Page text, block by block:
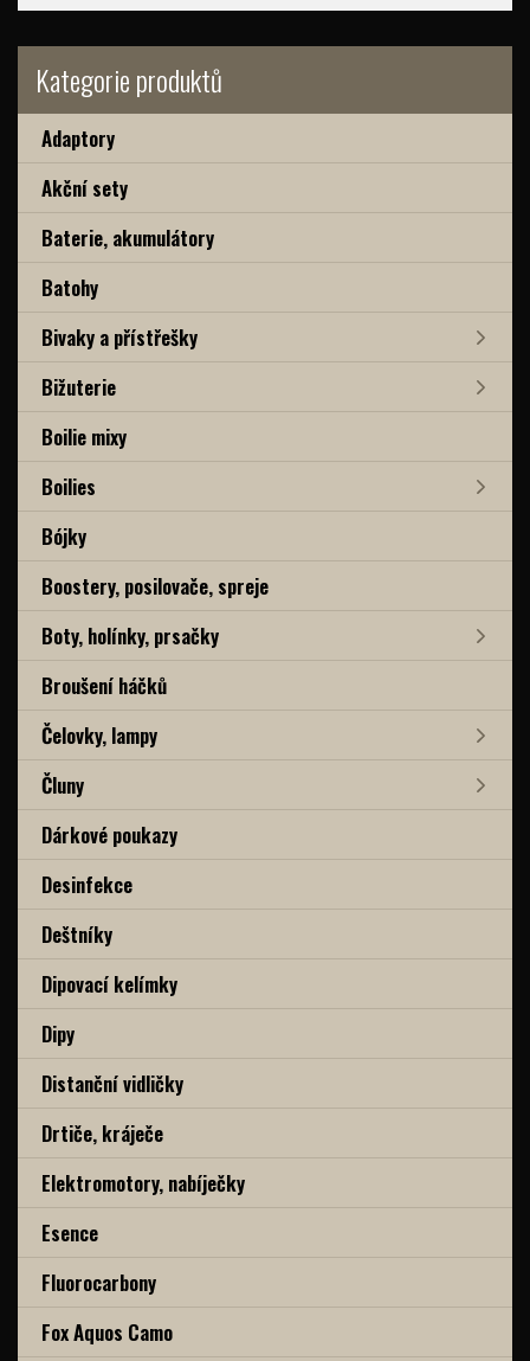
Kategorie produktů
Adaptory
Akční sety
Baterie, akumulátory
Batohy
Bivaky a přístřešky
Bižuterie
Boilie mixy
Boilies
Bójky
Boostery, posilovače, spreje
Boty, holínky, prsačky
Broušení háčků
Čelovky, lampy
Čluny
Dárkové poukazy
Desinfekce
Deštníky
Dipovací kelímky
Dipy
Distanční vidličky
Drtiče, kráječe
Elektromotory, nabíječky
Esence
Fluorocarbony
Fox Aquos Camo